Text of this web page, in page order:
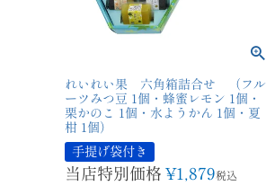
れいれい果 六角箱詰合せ （フル
ーツみつ豆 1個・蜂蜜レモン 1個・
栗かのこ 1個・水ようかん 1個・夏
柑 1個）
手提げ袋付き
当店特別価格 ¥1,879税込